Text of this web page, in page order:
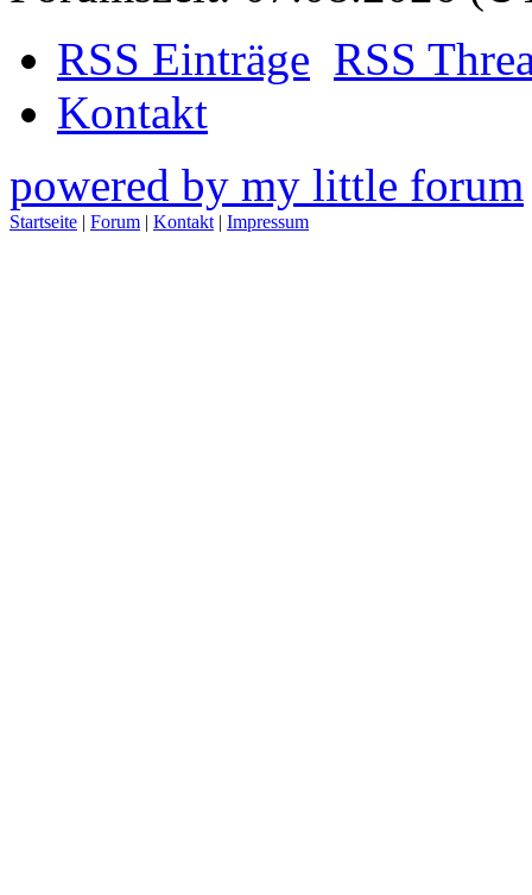
RSS Einträge RSS
Kontakt
powered by my little forum
Startseite | Forum | Kontakt | Impressum